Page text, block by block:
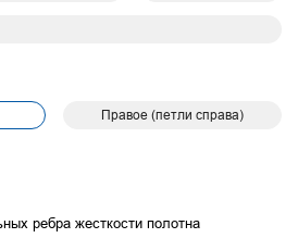
Правое (петли справа)
ребра жесткости полотна